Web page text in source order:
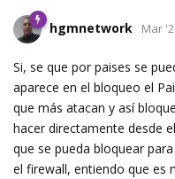
hgmnetwork Mar
Si, se que por paises se
aparece en el bloqueo el
que más atacan y así
hacer directamente desde
que se pueda bloquear
el firewall, entiendo que es